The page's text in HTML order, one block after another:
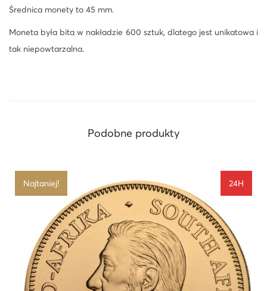
Średnica monety to 45 mm.
Moneta była bita w nakładzie 600 sztuk, dlatego jest unikatowa i
tak niepowtarzalna.
Podobne produkty
24H
Najtaniej!